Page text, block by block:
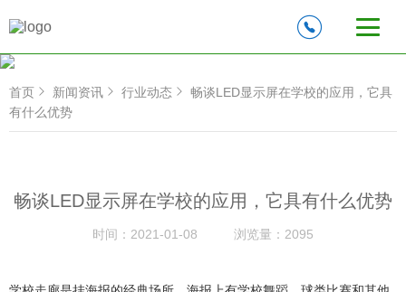
首页 新闻资讯 行业动态
畅谈LED显示屏在学校的应用，它具
有什么优势
畅谈LED显示屏在学校的应用，它具有什么优势
时间： 2021-01-08 浏览量： 2095